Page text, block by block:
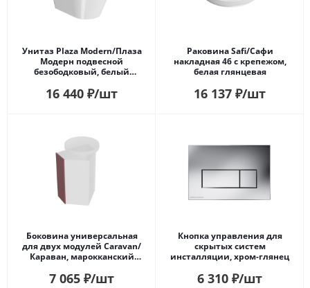
Унитаз Plaza Modern/Плаза
Модерн подвесной
безободковый, белый
16 440 ₽/шт
Раковина Safi/Сафи
накладная 46 с крепежом,
белая глянцевая
16 137 ₽/шт
Боковина универсальная
для двух модулей Caravan/
Караван, марокканский
7 065 ₽/шт
Кнопка управления для
скрытых систем
инсталляции, xром-глянец
6 310 ₽/шт